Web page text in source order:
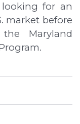
for an
market before
Maryland